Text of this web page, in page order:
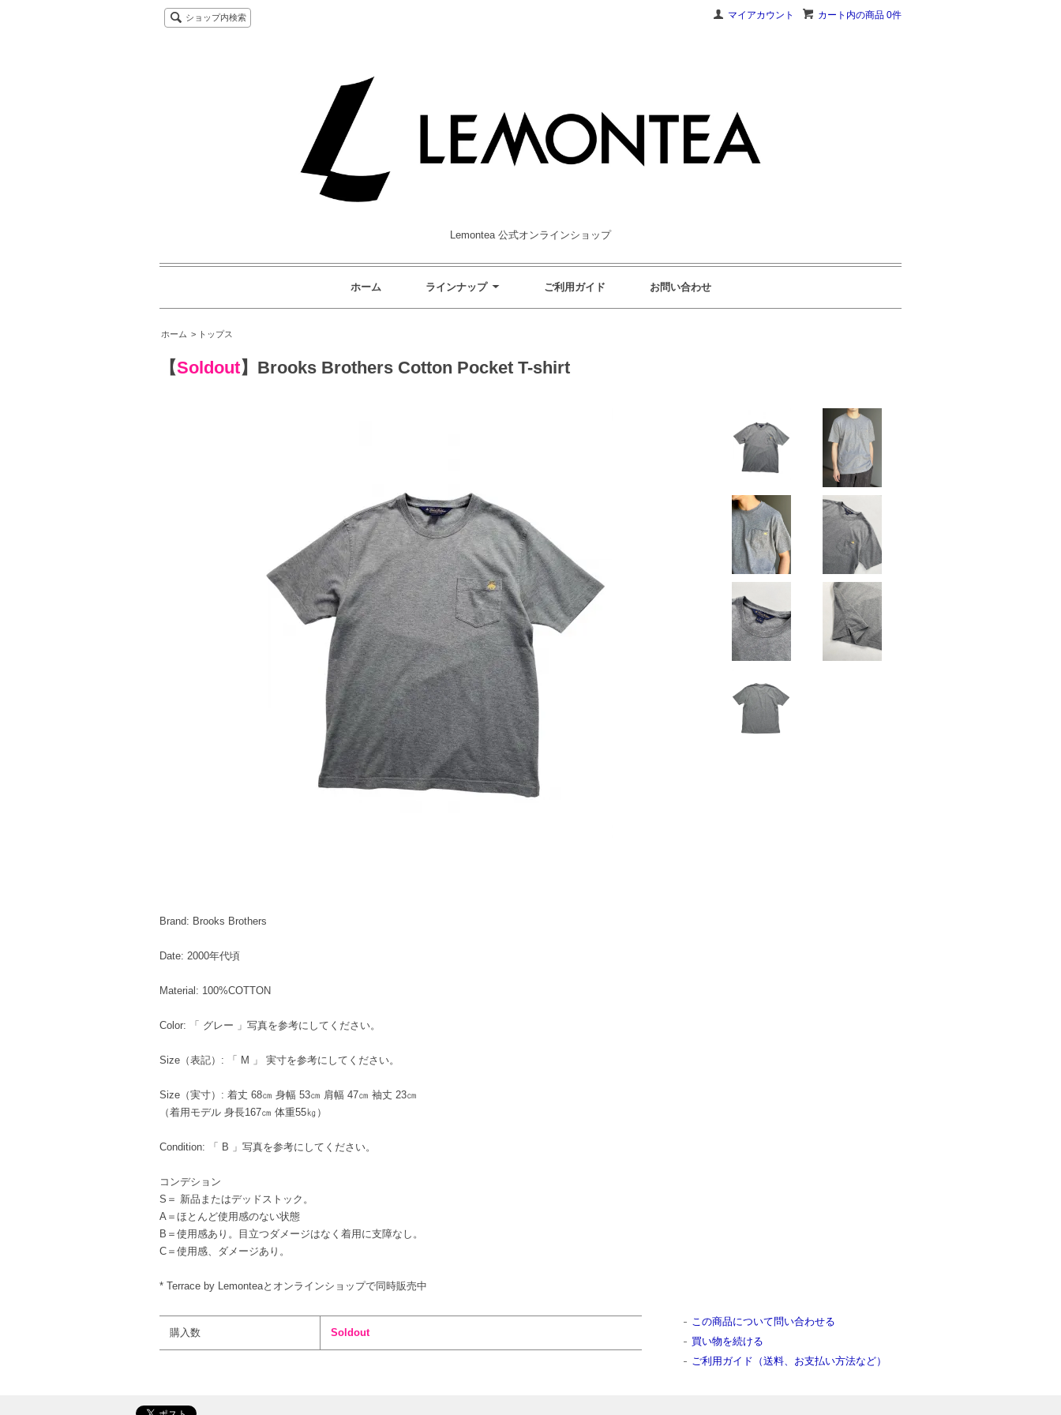
カート内の商品 0件
マイアカウント
ショップ内検索
Lemontea 公式オンラインショップ
ホーム ラインナップ ご利用ガイド お問い合わせ
ホーム トップス
【Soldout】 Brooks Brothers Cotton Pocket T-shirt
Brand: Brooks Brothers
Date: 2000年代頃
Material: 100%COTTON
Color: 「 グレー 」写真を参考にしてください。
Size（表記）: 「 M 」 実寸を参考にしてください。
Size（実寸）: 着丈 68㎝ 身幅 53㎝ 肩幅 47㎝ 袖丈 23㎝
（着用モデル 身長167㎝ 体重55㎏）
Condition: 「 B 」写真を参考にしてください。
コンデション
S＝ 新品またはデッドストック。
A＝ほとんど使用感のない状態
B＝使用感あり。目立つダメージはなく着用に支障なし。
C＝使用感、ダメージあり。
* Terrace by Lemonteaとオンラインショップで同時販売中
購入数 Soldout
この商品について問い合わせる
買い物を続ける
ご利用ガイド（送料、お支払い方法など）